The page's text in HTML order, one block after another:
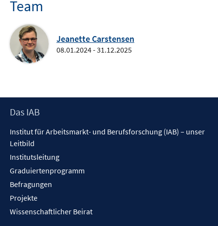
Team
Jeanette Carstensen
08.01.2024 - 31.12.2025
Footer
Das IAB
Institut für Arbeitsmarkt- und Berufsforschung (IAB) – unser
Leitbild
Institutsleitung
Graduiertenprogramm
Befragungen
Projekte
Wissenschaftlicher Beirat